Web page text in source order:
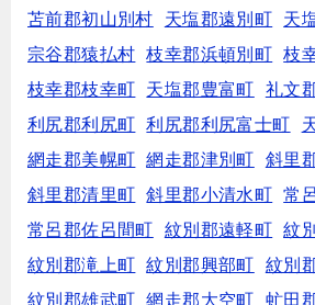
苫前郡初山別村
天塩郡遠別町
天
宗谷郡猿払村
枝幸郡浜頓別町
枝
枝幸郡枝幸町
天塩郡豊富町
礼文
利尻郡利尻町
利尻郡利尻富士町
網走郡美幌町
網走郡津別町
斜里
斜里郡清里町
斜里郡小清水町
常
常呂郡佐呂間町
紋別郡遠軽町
紋
紋別郡滝上町
紋別郡興部町
紋別
紋別郡雄武町
網走郡大空町
虻田